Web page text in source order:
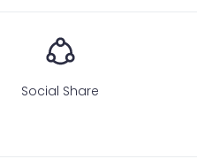
Social Share